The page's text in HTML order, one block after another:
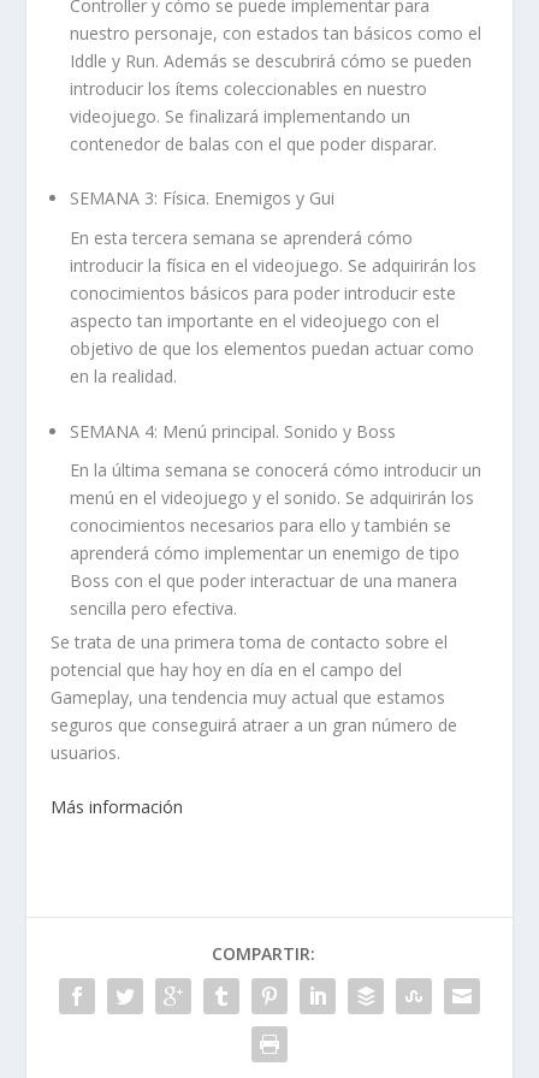
Controller y cómo se puede implementar para
nuestro personaje, con estados tan básicos como el
Iddle y Run. Además se descubrirá cómo se pueden
introducir los ítems coleccionables en nuestro
videojuego. Se finalizará implementando un
contenedor de balas con el que poder disparar.
SEMANA 3: Física. Enemigos y Gui
En esta tercera semana se aprenderá cómo
introducir la física en el videojuego. Se adquirirán los
conocimientos básicos para poder introducir este
aspecto tan importante en el videojuego con el
objetivo de que los elementos puedan actuar como
en la realidad.
SEMANA 4: Menú principal. Sonido y Boss
En la última semana se conocerá cómo introducir un
menú en el videojuego y el sonido. Se adquirirán los
conocimientos necesarios para ello y también se
aprenderá cómo implementar un enemigo de tipo
Boss con el que poder interactuar de una manera
sencilla pero efectiva.
Se trata de una primera toma de contacto sobre el
potencial que hay hoy en día en el campo del
Gameplay, una tendencia muy actual que estamos
seguros que conseguirá atraer a un gran número de
usuarios.
Más información
COMPARTIR: